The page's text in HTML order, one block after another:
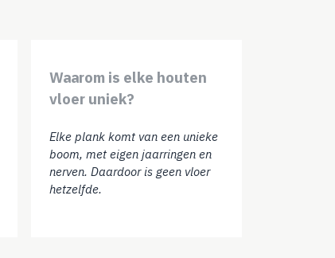
Waarom is elke houten
vloer uniek?
Elke plank komt van een unieke
boom, met eigen jaarringen en
nerven. Daardoor is geen vloer
hetzelfde.